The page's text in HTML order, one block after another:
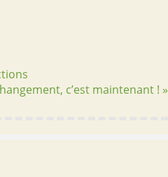
c’est maintenant ! »